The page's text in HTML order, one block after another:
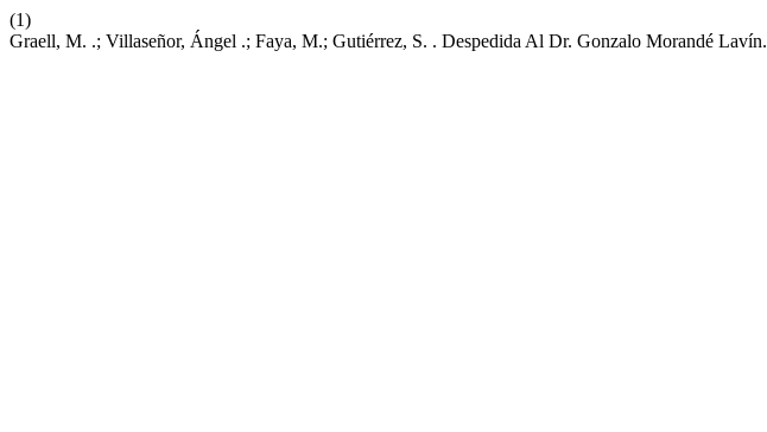
(1)
Graell, M. .; Villaseñor, Ángel .; Faya, M.; Gutiérrez, S. . Despedida Al Dr. Gonzalo Morandé Lavín.